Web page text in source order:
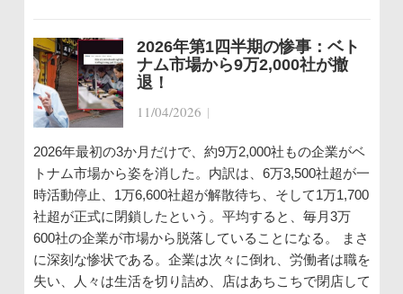
2026年第1四半期の惨事：ベト
ナム市場から9万2,000社が撤
退！
11/04/2026 |
2026年最初の3か月だけで、約9万2,000社もの企業がベ
トナム市場から姿を消した。内訳は、6万3,500社超が一
時活動停止、1万6,600社超が解散待ち、そして1万1,700
社超が正式に閉鎖したという。平均すると、毎月3万
600社の企業が市場から脱落していることになる。 まさ
に深刻な惨状である。企業は次々に倒れ、労働者は職を
失い、人々は生活を切り詰め、店はあちこちで閉店して